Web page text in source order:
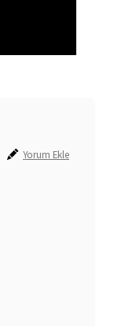
Yorum Ekle